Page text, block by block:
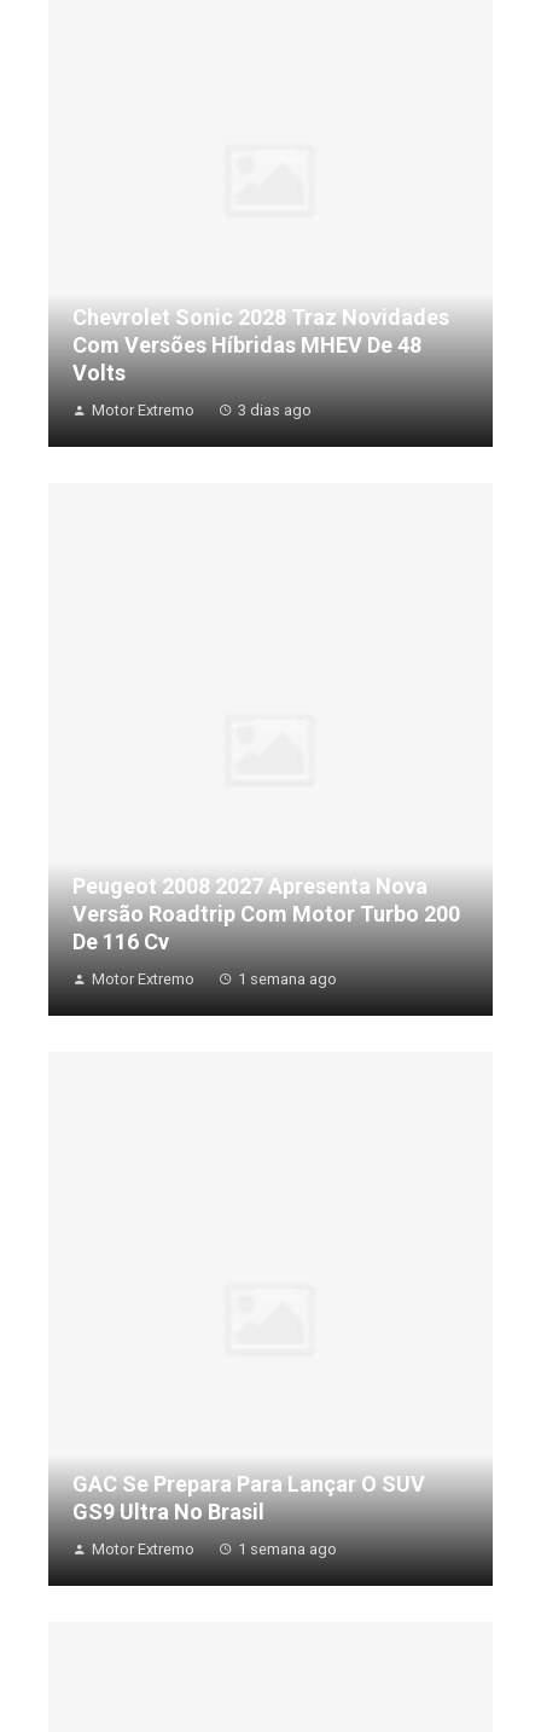
Chevrolet Sonic 2028 Traz Novidades
Com Versões Híbridas MHEV De 48
Volts
Motor Extremo 3 dias ago
Peugeot 2008 2027 Apresenta Nova
Versão Roadtrip Com Motor Turbo 200
De 116 Cv
Motor Extremo 1 semana ago
GAC Se Prepara Para Lançar O SUV
GS9 Ultra No Brasil
Motor Extremo 1 semana ago